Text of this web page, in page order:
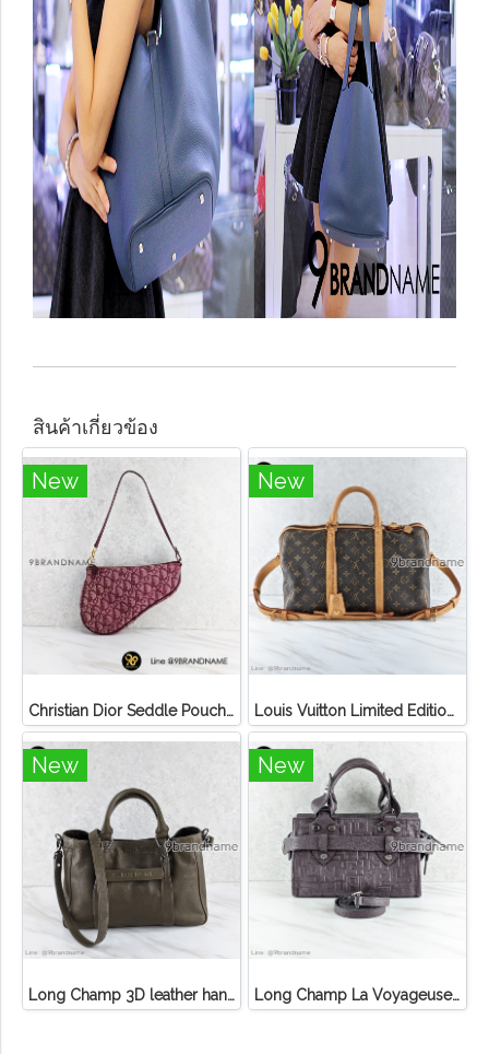
สินค้าเกี่ยวข้อง
New
Christian Dior Seddle Pouch Accessory Hand Bag
New
Louis Vuitton Limited Edition Monogram Canvas Sofia Coppola SC Bag
New
Long Champ 3D leather handbag
New
Long Champ La Voyageuse Bag Leather